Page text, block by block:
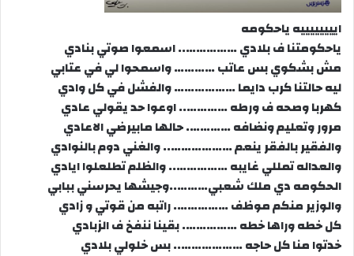
اييييييييه ياحكومه
ياحكومتنا ف بلادي …………….. اسمعوا صوتي بنادي
مش بشكوي بس عاتب ………… واسمحوا لي في عتابي
ليه حالتنا كرب دايما ……………… والفشل في كل وادي
كهربا وصحه ف ورطه ………….. اوعوا حد يقولي عادي
مرور وتعليم ونضافه …………. حالها مابيرضي الاعادي
والفقير بالفقر ينعم ……………….. والغني دوم بالنوادي
والعداله تمللي غايبه …………….. والظلم تطلعلوا ايادي
الحكومه دي ملك شعبي………..وجيشها يحرسني ببابي
والوزير منكم موظف ……………. راتبه من قوتي و زادي
كل خطه وراها خطه ……………. بقينا ننفخ ف الزبادي
خدتوا منا كل حاجه ……………….. بس خلولي بلادي